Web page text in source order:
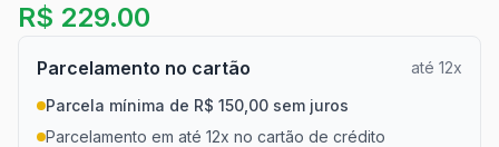
R$ 229.00
Parcelamento no cartão
até 12x
Parcela mínima de R$ 150,00 sem juros
Parcelamento em até 12x no cartão de crédito